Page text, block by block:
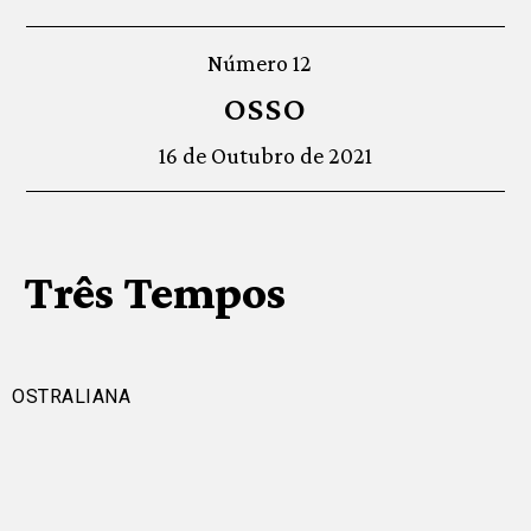
Número 12
OSSO
16 de Outubro de 2021
Três Tempos
OSTRALIANA